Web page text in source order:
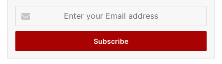
your
Email